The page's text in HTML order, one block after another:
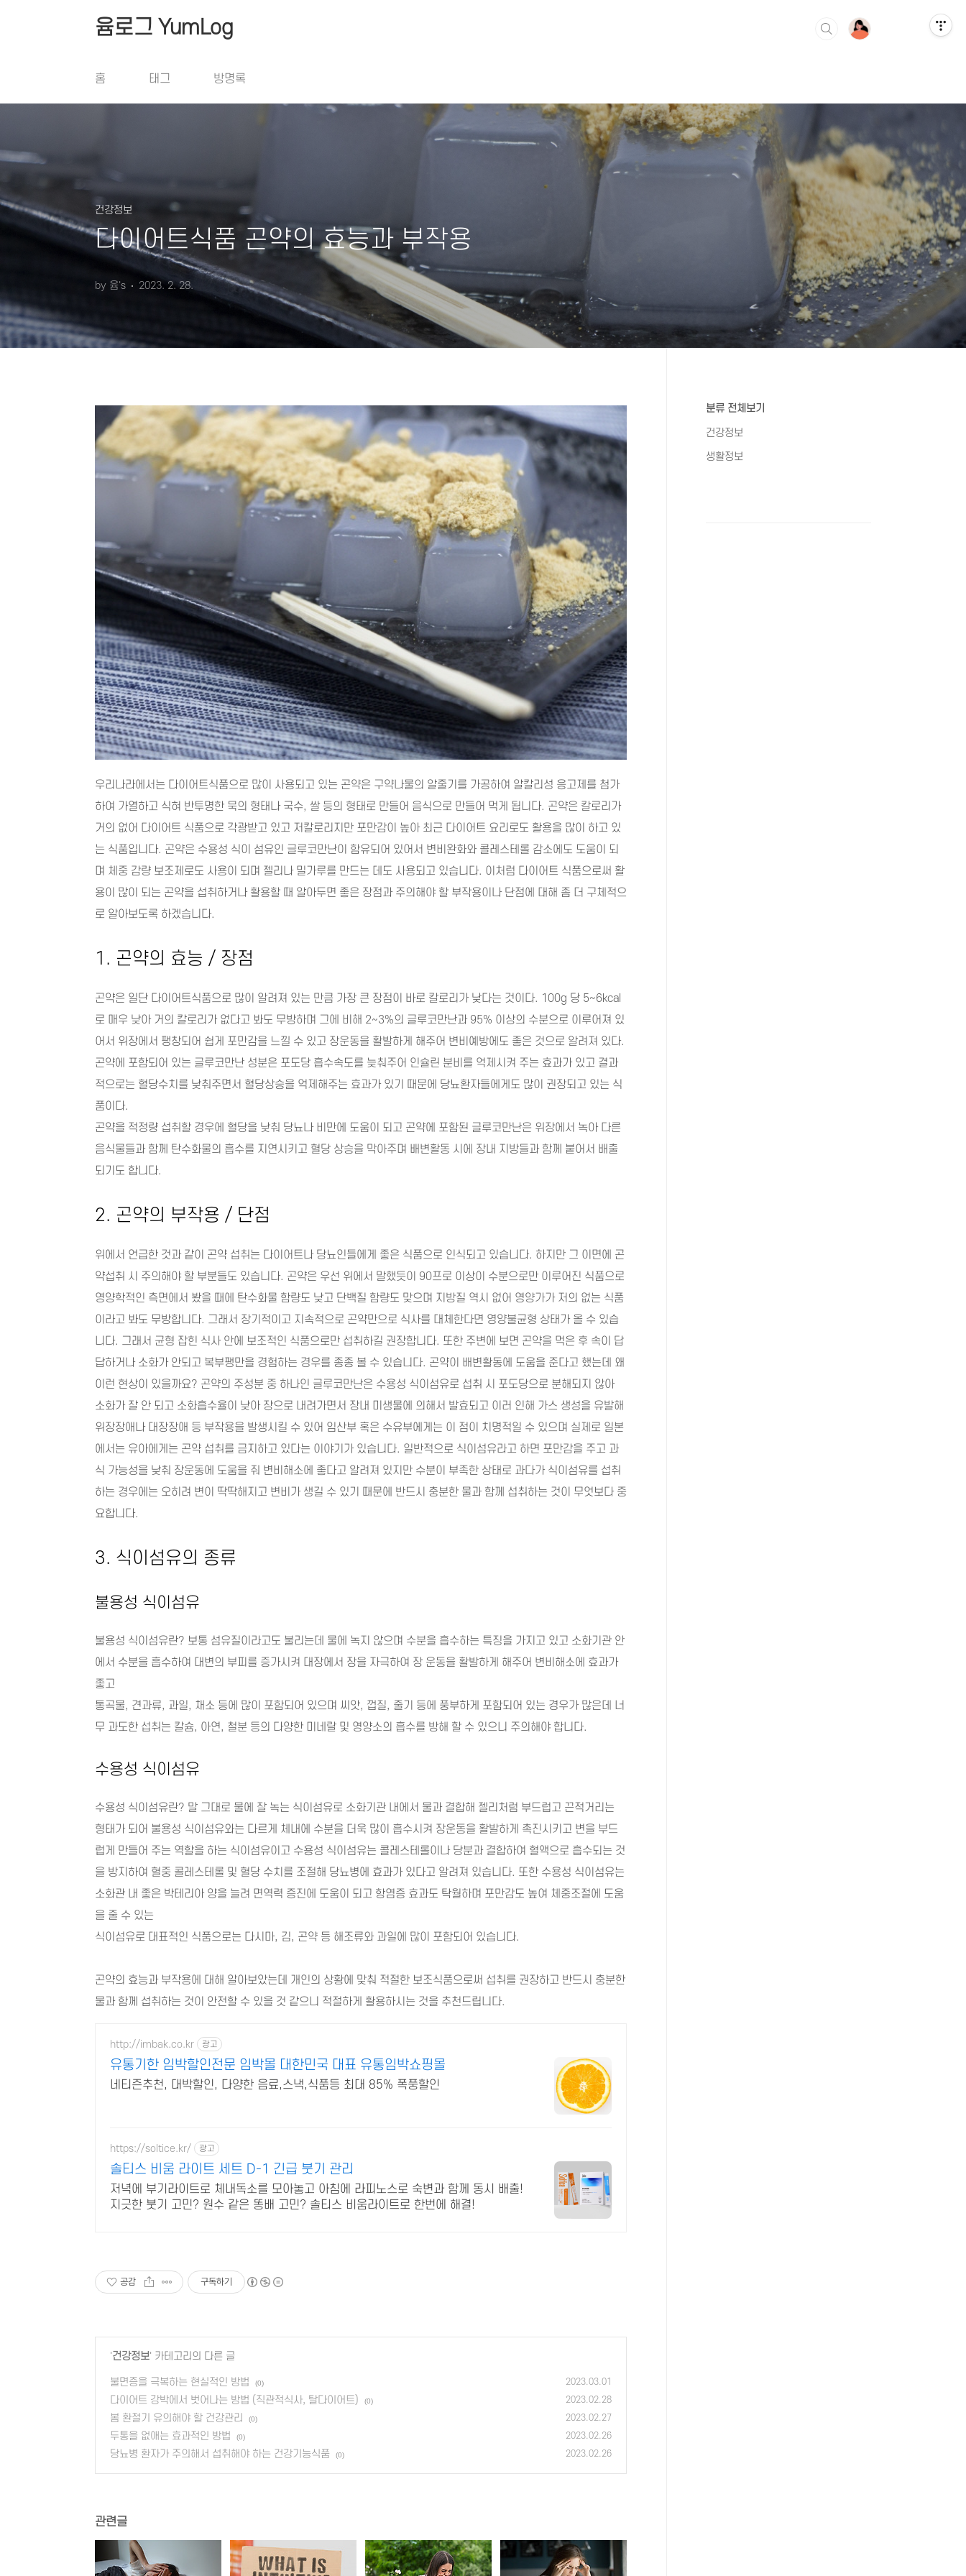
윰로그 YumLog
홈 태그 방명록
건강정보
다이어트식품 곤약의 효능과 부작용
by 윰's 2023. 2. 28.
우리나라에서는 다이어트식품으로 많이 사용되고 있는 곤약은 구약나물의 알줄기를 가공하여 알칼리성 응고제를 첨가
하여 가열하고 식혀 반투명한 묵의 형태나 국수, 쌀 등의 형태로 만들어 음식으로 만들어 먹게 됩니다. 곤약은 칼로리가
거의 없어 다이어트 식품으로 각광받고 있고 저칼로리지만 포만감이 높아 최근 다이어트 요리로도 활용을 많이 하고 있
는 식품입니다. 곤약은 수용성 식이 섬유인 글루코만난이 함유되어 있어서 변비완화와 콜레스테롤 감소에도 도움이 되
며 체중 감량 보조제로도 사용이 되며 젤리나 밀가루를 만드는 데도 사용되고 있습니다. 이처럼 다이어트 식품으로써 활
용이 많이 되는 곤약을 섭취하거나 활용할 때 알아두면 좋은 장점과 주의해야 할 부작용이나 단점에 대해 좀 더 구체적으
로 알아보도록 하겠습니다.
1. 곤약의 효능 / 장점
곤약은 일단 다이어트식품으로 많이 알려져 있는 만큼 가장 큰 장점이 바로 칼로리가 낮다는 것이다. 100g 당 5~6kcal
로 매우 낮아 거의 칼로리가 없다고 봐도 무방하며 그에 비해 2~3%의 글루코만난과 95% 이상의 수분으로 이루어져 있
어서 위장에서 팽창되어 쉽게 포만감을 느낄 수 있고 장운동을 활발하게 해주어 변비예방에도 좋은 것으로 알려져 있다.
곤약에 포함되어 있는 글루코만난 성분은 포도당 흡수속도를 늦춰주어 인슐린 분비를 억제시켜 주는 효과가 있고 결과
적으로는 혈당수치를 낮춰주면서 혈당상승을 억제해주는 효과가 있기 때문에 당뇨환자들에게도 많이 권장되고 있는 식
품이다.
곤약을 적정량 섭취할 경우에 혈당을 낮춰 당뇨나 비만에 도움이 되고 곤약에 포함된 글루코만난은 위장에서 녹아 다른
음식물들과 함께 탄수화물의 흡수를 지연시키고 혈당 상승을 막아주며 배변활동 시에 장내 지방들과 함께 붙어서 배출
되기도 합니다.
2. 곤약의 부작용 / 단점
위에서 언급한 것과 같이 곤약 섭취는 다이어트나 당뇨인들에게 좋은 식품으로 인식되고 있습니다. 하지만 그 이면에 곤
약섭취 시 주의해야 할 부분들도 있습니다. 곤약은 우선 위에서 말했듯이 90프로 이상이 수분으로만 이루어진 식품으로
영양학적인 측면에서 봤을 때에 탄수화물 함량도 낮고 단백질 함량도 맞으며 지방질 역시 없어 영양가가 저의 없는 식품
이라고 봐도 무방합니다. 그래서 장기적이고 지속적으로 곤약만으로 식사를 대체한다면 영양불균형 상태가 올 수 있습
니다. 그래서 균형 잡힌 식사 안에 보조적인 식품으로만 섭취하길 권장합니다. 또한 주변에 보면 곤약을 먹은 후 속이 답
답하거나 소화가 안되고 복부팽만을 경험하는 경우를 종종 볼 수 있습니다. 곤약이 배변활동에 도움을 준다고 했는데 왜
이런 현상이 있을까요? 곤약의 주성분 중 하나인 글루코만난은 수용성 식이섬유로 섭취 시 포도당으로 분해되지 않아
소화가 잘 안 되고 소화흡수율이 낮아 장으로 내려가면서 장내 미생물에 의해서 발효되고 이러 인해 가스 생성을 유발해
위장장애나 대장장애 등 부작용을 발생시킬 수 있어 임산부 혹은 수유부에게는 이 점이 치명적일 수 있으며 실제로 일본
에서는 유아에게는 곤약 섭취를 금지하고 있다는 이야기가 있습니다. 일반적으로 식이섬유라고 하면 포만감을 주고 과
식 가능성을 낮춰 장운동에 도움을 줘 변비해소에 좋다고 알려져 있지만 수분이 부족한 상태로 과다가 식이섬유를 섭취
하는 경우에는 오히려 변이 딱딱해지고 변비가 생길 수 있기 때문에 반드시 충분한 물과 함께 섭취하는 것이 무엇보다 중
요합니다.
3. 식이섬유의 종류
불용성 식이섬유
불용성 식이섬유란? 보통 섬유질이라고도 불리는데 물에 녹지 않으며 수분을 흡수하는 특징을 가지고 있고 소화기관 안
에서 수분을 흡수하여 대변의 부피를 증가시켜 대장에서 장을 자극하여 장 운동을 활발하게 해주어 변비해소에 효과가
좋고
통곡물, 견과류, 과일, 채소 등에 많이 포함되어 있으며 씨앗, 껍질, 줄기 등에 풍부하게 포함되어 있는 경우가 많은데 너
무 과도한 섭취는 칼슘, 아연, 철분 등의 다양한 미네랄 및 영양소의 흡수를 방해 할 수 있으니 주의해야 합니다.
수용성 식이섬유
수용성 식이섬유란? 말 그대로 물에 잘 녹는 식이섬유로 소화기관 내에서 물과 결합해 젤리처럼 부드럽고 끈적거리는
형태가 되어 불용성 식이섬유와는 다르게 체내에 수분을 더욱 많이 흡수시켜 장운동을 활발하게 촉진시키고 변을 부드
럽게 만들어 주는 역할을 하는 식이섬유이고 수용성 식이섬유는 콜레스테롤이나 당분과 결합하여 혈액으로 흡수되는 것
을 방지하여 혈중 콜레스테롤 및 혈당 수치를 조절해 당뇨병에 효과가 있다고 알려져 있습니다. 또한 수용성 식이섬유는
소화관 내 좋은 박테리아 양을 늘려 면역력 증진에 도움이 되고 항염증 효과도 탁월하며 포만감도 높여 체중조절에 도움
을 줄 수 있는
식이섬유로 대표적인 식품으로는 다시마, 김, 곤약 등 해조류와 과일에 많이 포함되어 있습니다.
곤약의 효능과 부작용에 대해 알아보았는데 개인의 상황에 맞춰 적절한 보조식품으로써 섭취를 권장하고 반드시 충분한
물과 함께 섭취하는 것이 안전할 수 있을 것 같으니 적절하게 활용하시는 것을 추천드립니다.
http://imbak.co.kr 광고
유통기한 임박할인전문 임박몰 대한민국 대표 유통임박쇼핑몰
네티즌추천, 대박할인, 다양한 음료,스낵,식품등 최대 85% 폭풍할인
https://soltice.kr/ 광고
솔티스 비움 라이트 세트 D-1 긴급 붓기 관리
저녁에 부기라이트로 체내독소를 모아놓고 아침에 라피노스로 숙변과 함께 동시 배출!
지긋한 붓기 고민? 원수 같은 똥배 고민? 솔티스 비움라이트로 한번에 해결!
공감 구독하기
'건강정보' 카테고리의 다른 글
불면증을 극복하는 현실적인 방법 (0) 2023.03.01
다이어트 강박에서 벗어나는 방법 (직관적식사, 탈다이어트) (0) 2023.02.28
봄 환절기 유의해야 할 건강관리 (0) 2023.02.27
두통을 없애는 효과적인 방법 (0) 2023.02.26
당뇨병 환자가 주의해서 섭취해야 하는 건강기능식품 (0) 2023.02.26
관련글
분류 전체보기
건강정보
생활정보